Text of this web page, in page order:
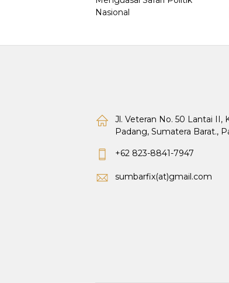
Jl. Veteran No. 50 Lantai II,
Padang, Sumatera Barat.,
+62 823-8841-7947
sumbarfix(at)gmail.com